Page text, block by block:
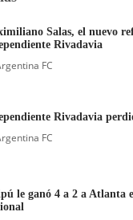
Salas, el nuevo
Rivadavia
FC
Rivadavia
FC
le ganó 4 a 2 a Atlanta